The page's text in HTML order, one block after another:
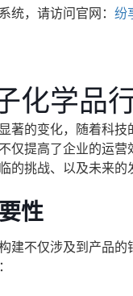
统，请访问官网： 纷
化学品
著的变化，随着科
仅提高了企业的运
的挑战、以及未来的
性
建不仅涉及到产品